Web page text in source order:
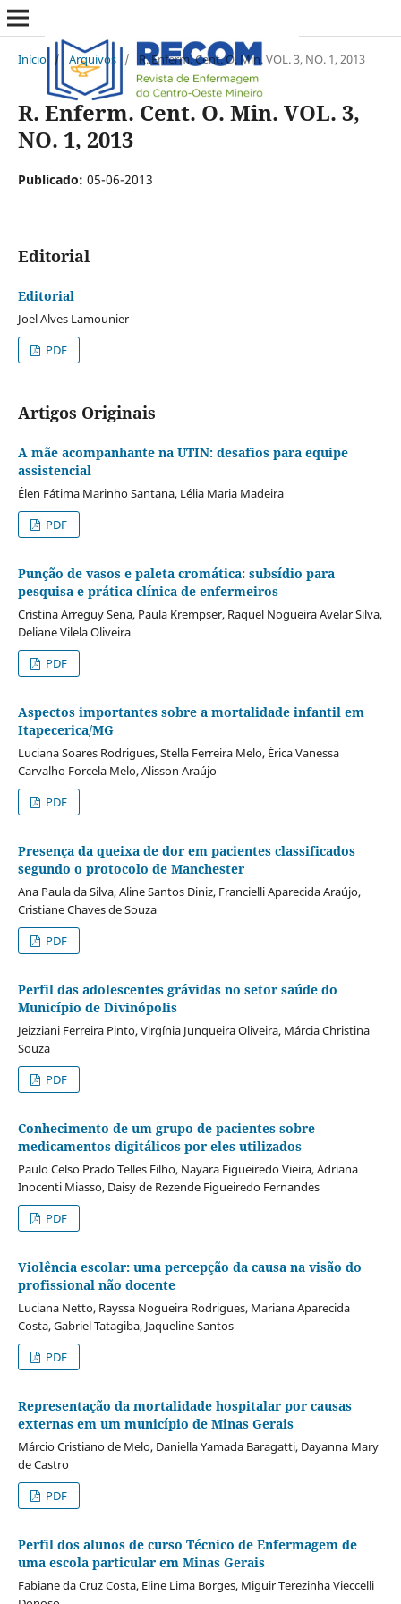
Início / Arquivos / R. Enferm. Cent. O. Min. VOL. 3, NO. 1, 2013
R. Enferm. Cent. O. Min. VOL. 3,
NO. 1, 2013
Publicado: 05-06-2013
Editorial
Editorial
Joel Alves Lamounier
PDF
Artigos Originais
A mãe acompanhante na UTIN: desafios para equipe
assistencial
Élen Fátima Marinho Santana, Lélia Maria Madeira
PDF
Punção de vasos e paleta cromática: subsídio para
pesquisa e prática clínica de enfermeiros
Cristina Arreguy Sena, Paula Krempser, Raquel Nogueira Avelar Silva,
Deliane Vilela Oliveira
PDF
Aspectos importantes sobre a mortalidade infantil em
Itapecerica/MG
Luciana Soares Rodrigues, Stella Ferreira Melo, Érica Vanessa
Carvalho Forcela Melo, Alisson Araújo
PDF
Presença da queixa de dor em pacientes classificados
segundo o protocolo de Manchester
Ana Paula da Silva, Aline Santos Diniz, Francielli Aparecida Araújo,
Cristiane Chaves de Souza
PDF
Perfil das adolescentes grávidas no setor saúde do
Município de Divinópolis
Jeizziani Ferreira Pinto, Virgínia Junqueira Oliveira, Márcia Christina
Souza
PDF
Conhecimento de um grupo de pacientes sobre
medicamentos digitálicos por eles utilizados
Paulo Celso Prado Telles Filho, Nayara Figueiredo Vieira, Adriana
Inocenti Miasso, Daisy de Rezende Figueiredo Fernandes
PDF
Violência escolar: uma percepção da causa na visão do
profissional não docente
Luciana Netto, Rayssa Nogueira Rodrigues, Mariana Aparecida
Costa, Gabriel Tatagiba, Jaqueline Santos
PDF
Representação da mortalidade hospitalar por causas
externas em um município de Minas Gerais
Márcio Cristiano de Melo, Daniella Yamada Baragatti, Dayanna Mary
de Castro
PDF
Perfil dos alunos de curso Técnico de Enfermagem de
uma escola particular em Minas Gerais
Fabiane da Cruz Costa, Eline Lima Borges, Miguir Terezinha Vieccelli